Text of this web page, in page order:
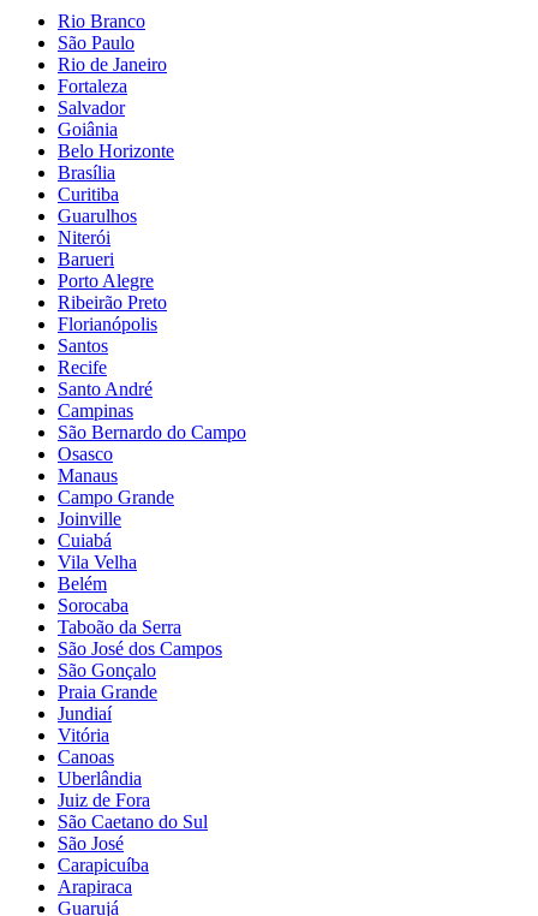
Rio Branco
São Paulo
Rio de Janeiro
Fortaleza
Salvador
Goiânia
Belo Horizonte
Brasília
Curitiba
Guarulhos
Niterói
Barueri
Porto Alegre
Ribeirão Preto
Florianópolis
Santos
Recife
Santo André
Campinas
São Bernardo do Campo
Osasco
Manaus
Campo Grande
Joinville
Cuiabá
Vila Velha
Belém
Sorocaba
Taboão da Serra
São José dos Campos
São Gonçalo
Praia Grande
Jundiaí
Vitória
Canoas
Uberlândia
Juiz de Fora
São Caetano do Sul
São José
Carapicuíba
Arapiraca
Guarujá